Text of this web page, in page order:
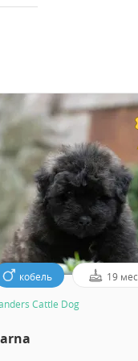
кобель 19 мес.
Cattle Dog